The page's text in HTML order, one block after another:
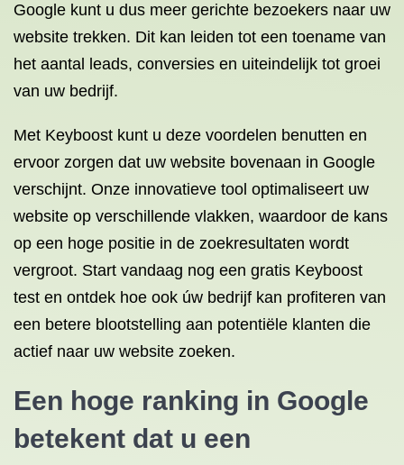
Google kunt u dus meer gerichte bezoekers naar uw
website trekken. Dit kan leiden tot een toename van
het aantal leads, conversies en uiteindelijk tot groei
van uw bedrijf.
Met Keyboost kunt u deze voordelen benutten en
ervoor zorgen dat uw website bovenaan in Google
verschijnt. Onze innovatieve tool optimaliseert uw
website op verschillende vlakken, waardoor de kans
op een hoge positie in de zoekresultaten wordt
vergroot. Start vandaag nog een gratis Keyboost
test en ontdek hoe ook úw bedrijf kan profiteren van
een betere blootstelling aan potentiële klanten die
actief naar uw website zoeken.
Een hoge ranking in Google
betekent dat u een